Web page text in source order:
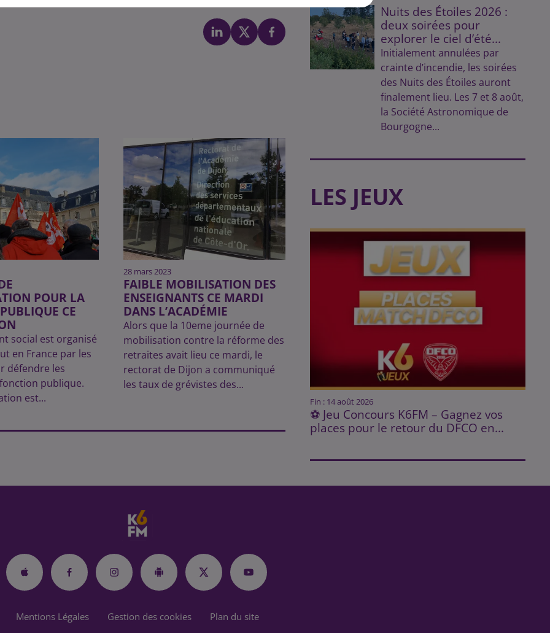
POUR LA
CE
social est organisé
en France par les
défendre les
publique.
est...
28 mars 2023
FAIBLE MOBILISATION DES
ENSEIGNANTS CE MARDI
DANS L’ACADÉMIE
Alors que la 10eme journée de
mobilisation contre la réforme des
retraites avait lieu ce mardi, le
rectorat de Dijon a communiqué
les taux de grévistes des...
Nuits des Étoiles 2026 :
deux soirées pour
explorer le ciel d’été...
Initialement annulées par
crainte d’incendie, les soirées
des Nuits des Étoiles auront
finalement lieu. Les 7 et 8 août,
la Société Astronomique de
Bourgogne...
LES JEUX
Fin : 14 août 2026
⚽ Jeu Concours K6FM – Gagnez vos
places pour le retour du DFCO en...
Mentions Légales Gestion des cookies Plan du site